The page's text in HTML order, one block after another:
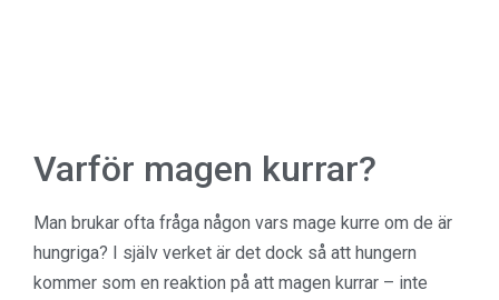
Varför magen kurrar?
Man brukar ofta fråga någon vars mage kurre om de är
hungriga? I själv verket är det dock så att hungern
kommer som en reaktion på att magen kurrar – inte